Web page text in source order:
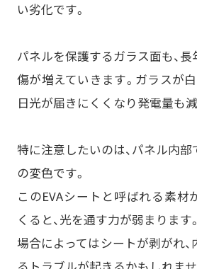
い劣化です。
パネルを保護するガラス面も、
傷が増えていきます。ガラスが
日光が届きにくくなり発電量も減
特に注意したいのは、パネル内
の変色です。
このEVAシートと呼ばれる素材
くると、光を通す力が弱まります。
場合によってはシートが剥がれ